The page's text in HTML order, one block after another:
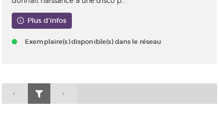
Plus d'infos
Exemplaire(s) disponible(s) dans le réseau